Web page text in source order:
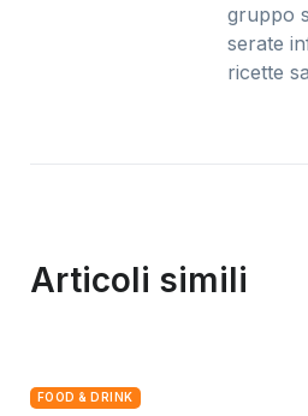
gruppo
serate
ricette
Articoli simili
FOOD & DRINK